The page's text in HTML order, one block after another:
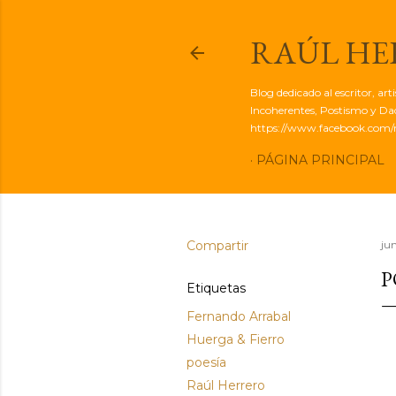
RAÚL
Blog dedicado al escritor,
Incoherentes, Postismo y
https://www.facebook.com/
PÁGINA PRINCIPAL
Compartir
Etiquetas
Fernando Arrabal
Huerga & Fierro
poesía
Raúl Herrero